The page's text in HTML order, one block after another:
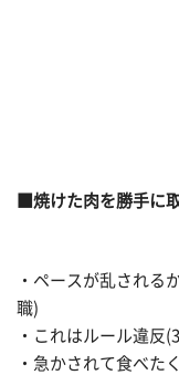
■焼けた肉を勝手に
・ペースが乱される
職)
・これはルール違反
・急かされて食べた